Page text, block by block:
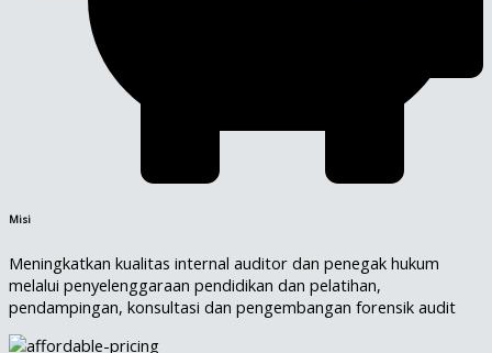
Misi
Meningkatkan kualitas internal auditor dan penegak hukum
melalui penyelenggaraan pendidikan dan pelatihan,
pendampingan, konsultasi dan pengembangan forensik audit